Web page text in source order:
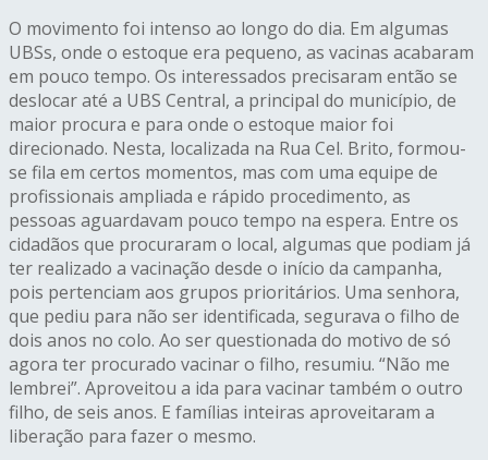
O movimento foi intenso ao longo do dia. Em algumas
UBSs, onde o estoque era pequeno, as vacinas acabaram
em pouco tempo. Os interessados precisaram então se
deslocar até a UBS Central, a principal do município, de
maior procura e para onde o estoque maior foi
direcionado. Nesta, localizada na Rua Cel. Brito, formou-
se fila em certos momentos, mas com uma equipe de
profissionais ampliada e rápido procedimento, as
pessoas aguardavam pouco tempo na espera. Entre os
cidadãos que procuraram o local, algumas que podiam já
ter realizado a vacinação desde o início da campanha,
pois pertenciam aos grupos prioritários. Uma senhora,
que pediu para não ser identificada, segurava o filho de
dois anos no colo. Ao ser questionada do motivo de só
agora ter procurado vacinar o filho, resumiu. “Não me
lembrei”. Aproveitou a ida para vacinar também o outro
filho, de seis anos. E famílias inteiras aproveitaram a
liberação para fazer o mesmo.